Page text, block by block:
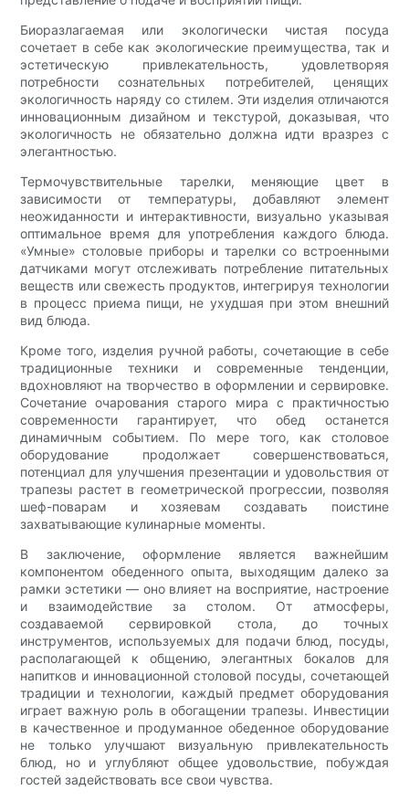
Биоразлагаемая или экологически чистая посуда
сочетает в себе как экологические преимущества, так и
эстетическую привлекательность, удовлетворяя
потребности сознательных потребителей, ценящих
экологичность наряду со стилем. Эти изделия отличаются
инновационным дизайном и текстурой, доказывая, что
экологичность не обязательно должна идти вразрез с
элегантностью.
Термочувствительные тарелки, меняющие цвет в
зависимости от температуры, добавляют элемент
неожиданности и интерактивности, визуально указывая
оптимальное время для употребления каждого блюда.
«Умные» столовые приборы и тарелки со встроенными
датчиками могут отслеживать потребление питательных
веществ или свежесть продуктов, интегрируя технологии
в процесс приема пищи, не ухудшая при этом внешний
вид блюда.
Кроме того, изделия ручной работы, сочетающие в себе
традиционные техники и современные тенденции,
вдохновляют на творчество в оформлении и сервировке.
Сочетание очарования старого мира с практичностью
современности гарантирует, что обед останется
динамичным событием. По мере того, как столовое
оборудование продолжает совершенствоваться,
потенциал для улучшения презентации и удовольствия от
трапезы растет в геометрической прогрессии, позволяя
шеф-поварам и хозяевам создавать поистине
захватывающие кулинарные моменты.
В заключение, оформление является важнейшим
компонентом обеденного опыта, выходящим далеко за
рамки эстетики — оно влияет на восприятие, настроение
и взаимодействие за столом. От атмосферы,
создаваемой сервировкой стола, до точных
инструментов, используемых для подачи блюд, посуды,
располагающей к общению, элегантных бокалов для
напитков и инновационной столовой посуды, сочетающей
традиции и технологии, каждый предмет оборудования
играет важную роль в обогащении трапезы. Инвестиции
в качественное и продуманное обеденное оборудование
не только улучшают визуальную привлекательность
блюд, но и углубляют общее удовольствие, побуждая
гостей задействовать все свои чувства.